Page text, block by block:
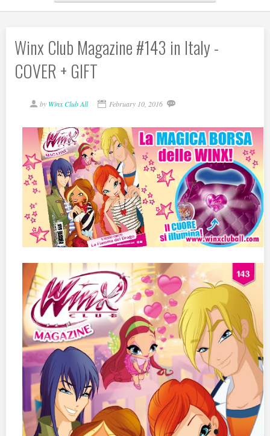
Winx Club Magazine #143 in Italy -
COVER + GIFT
by Winx Club All February 10, 2016